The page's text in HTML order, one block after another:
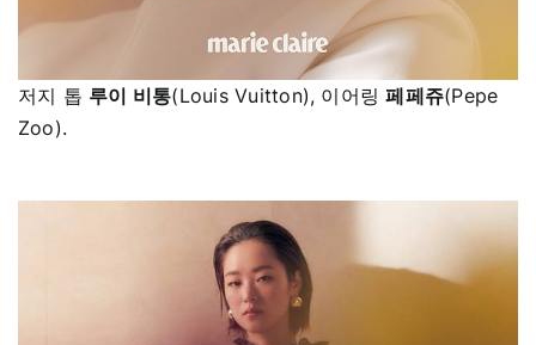
저지 톱 루이 비통(Louis Vuitton), 이어링페페쥬(Pepe
Zoo).